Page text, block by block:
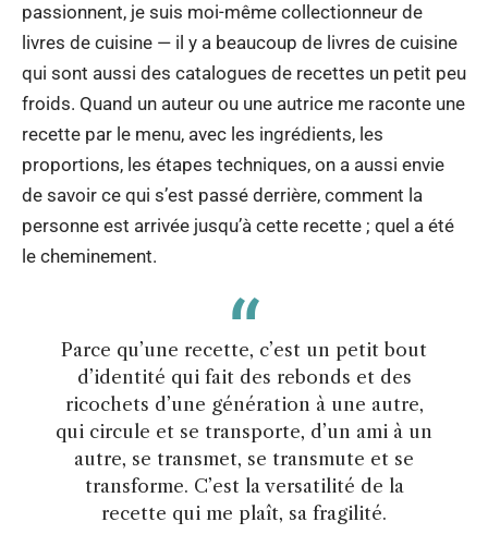
passionnent, je suis moi-même collectionneur de
livres de cuisine — il y a beaucoup de livres de cuisine
qui sont aussi des catalogues de recettes un petit peu
froids. Quand un auteur ou une autrice me raconte une
recette par le menu, avec les ingrédients, les
proportions, les étapes techniques, on a aussi envie
de savoir ce qui s’est passé derrière, comment la
personne est arrivée jusqu’à cette recette ; quel a été
le cheminement.
Parce qu’une recette, c’est un petit bout
d’identité qui fait des rebonds et des
ricochets d’une génération à une autre,
qui circule et se transporte, d’un ami à un
autre, se transmet, se transmute et se
transforme. C’est la versatilité de la
recette qui me plaît, sa fragilité.